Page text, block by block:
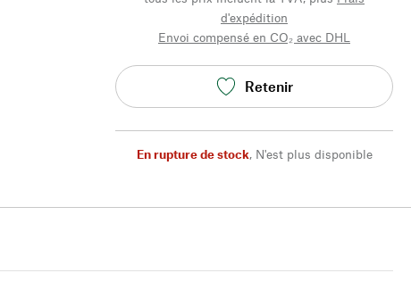
d'expédition
Envoi compensé en CO₂ avec DHL
Retenir
En rupture de stock, N'est plus disponible